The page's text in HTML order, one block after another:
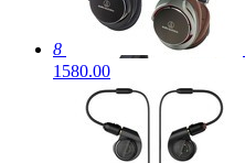
8
1580.00